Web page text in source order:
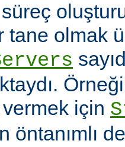
süreç
tane olmak
için
öntanımlı